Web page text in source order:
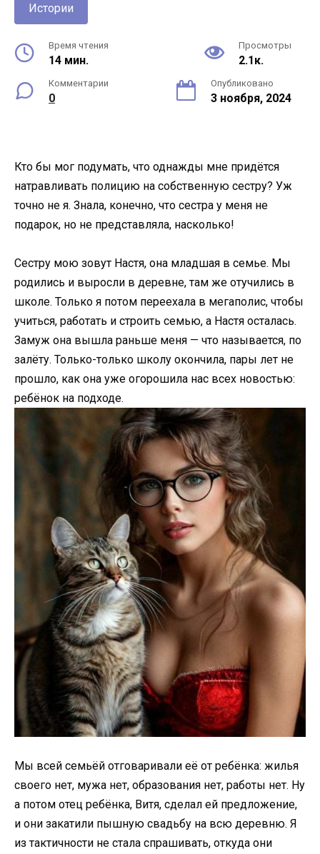
Истории
Время чтения
14 мин.
Просмотры
2.1к.
Комментарии
0
Опубликовано
3 ноября, 2024
Кто бы мог подумать, что однажды мне придётся
натравливать полицию на собственную сестру? Уж
точно не я. Знала, конечно, что сестра у меня не
подарок, но не представляла, насколько!
Сестру мою зовут Настя, она младшая в семье. Мы
родились и выросли в деревне, там же отучились в
школе. Только я потом переехала в мегаполис, чтобы
учиться, работать и строить семью, а Настя осталась.
Замуж она вышла раньше меня — что называется, по
залёту. Только-только школу окончила, пары лет не
прошло, как она уже огорошила нас всех новостью:
ребёнок на подходе.
Мы всей семьёй отговаривали её от ребёнка: жилья
своего нет, мужа нет, образования нет, работы нет. Ну
а потом отец ребёнка, Витя, сделал ей предложение,
и они закатили пышную свадьбу на всю деревню. Я
из тактичности не стала спрашивать, откуда они